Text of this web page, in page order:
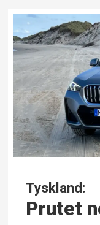
Tyskland:
Prutet